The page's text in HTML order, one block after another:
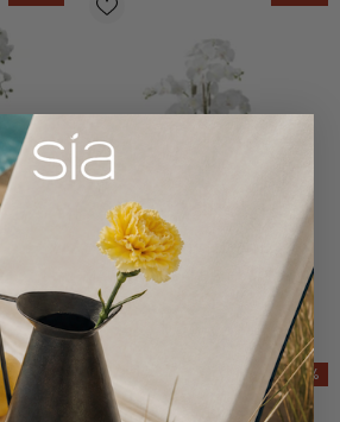
ORQUÍDEA ARTIFICIAL EN
MACETA DE BARRO H63
219.90 €
-42% -54%